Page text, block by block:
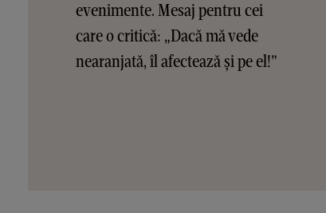
evenimente. Mesaj pentru cei
care o critică: „Dacă mă vede
nearanjată, îl afectează și pe el!”